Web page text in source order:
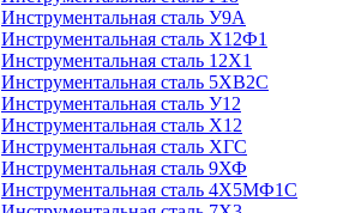
Инструментальная сталь У9А
Инструментальная сталь Х12Ф1
Инструментальная сталь 12Х1
Инструментальная сталь 5ХВ2С
Инструментальная сталь У12
Инструментальная сталь Х12
Инструментальная сталь ХГС
Инструментальная сталь 9ХФ
Инструментальная сталь 4Х5МФ1С